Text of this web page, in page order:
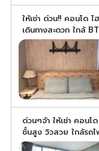
ให้เช่า ด่วน!! คอนโด
เดินทางสะดวก ใกล้
ด่วนๆจ้า ให้เช่า คอน
ชั้นสูง วิวสวย ใกล้รถ